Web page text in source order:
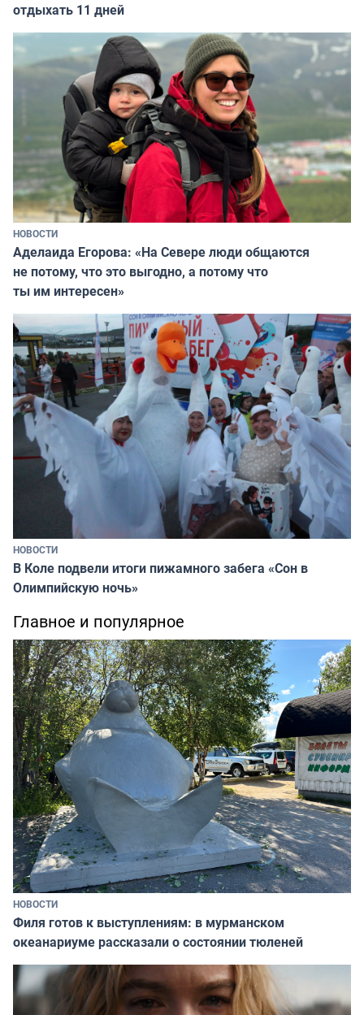
отдыхать 11 дней
НОВОСТИ
Аделаида Егорова: «На Севере люди общаются
не потому, что это выгодно, а потому что
ты им интересен»
НОВОСТИ
В Коле подвели итоги пижамного забега «Сон в
Олимпийскую ночь»
Главное и популярное
НОВОСТИ
Филя готов к выступлениям: в мурманском
океанариуме рассказали о состоянии тюленей